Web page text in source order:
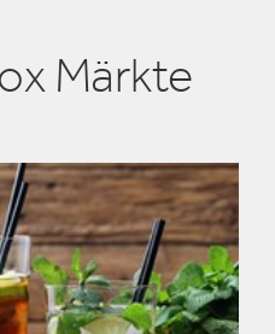
Märkte